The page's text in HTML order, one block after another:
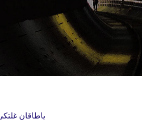
یاطاقان